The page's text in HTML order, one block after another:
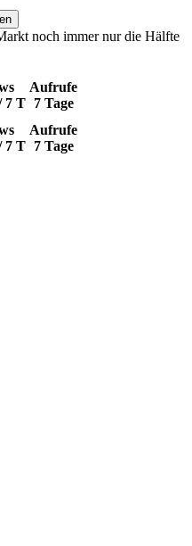
noch immer nur die Hälfte
7 T
Aufrufe
7 Tage
7 T
Aufrufe
7 Tage